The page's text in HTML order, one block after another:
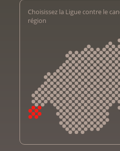
Choisissez la Ligue contre le
région